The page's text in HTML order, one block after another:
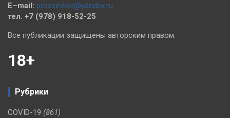
E–mail: pressevkor@yandex.ru
тел. +7 (978) 918-52-25
Все публикации защищены авторским правом.
18+
Рубрики
COVID-19 (861)